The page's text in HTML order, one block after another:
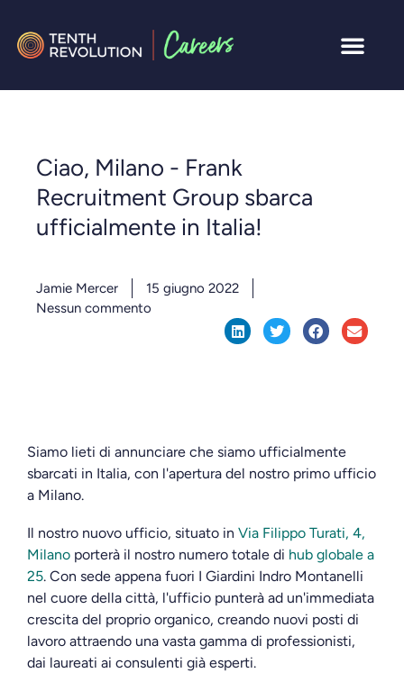
Ciao, Milano - Frank
Recruitment Group sbarca
ufficialmente in Italia!
Jamie Mercer
15 giugno 2022
Nessun commento
Siamo lieti di annunciare che siamo ufficialmente
sbarcati in Italia, con l'apertura del nostro primo ufficio
a Milano.
Il nostro nuovo ufficio, situato in Via Filippo Turati, 4,
Milano porterà il nostro numero totale di hub globale a
25. Con sede appena fuori I Giardini Indro Montanelli
nel cuore della città, l'ufficio punterà ad un'immediata
crescita del proprio organico, creando nuovi posti di
lavoro attraendo una vasta gamma di professionisti,
dai laureati ai consulenti già esperti.